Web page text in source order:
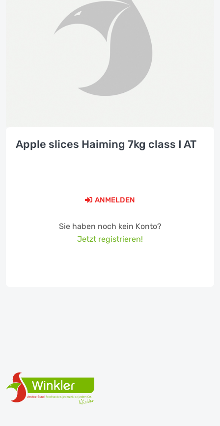
Apple slices Haiming 7kg class I AT
ANMELDEN
Sie haben noch kein Konto?
Jetzt registrieren!